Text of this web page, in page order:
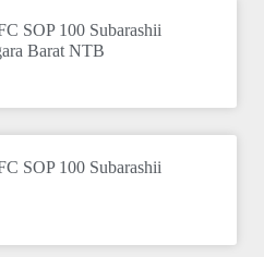
SOP 100 Subarashii
Barat NTB
SOP 100 Subarashii